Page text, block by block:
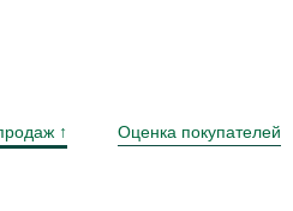
Оценка покупателей